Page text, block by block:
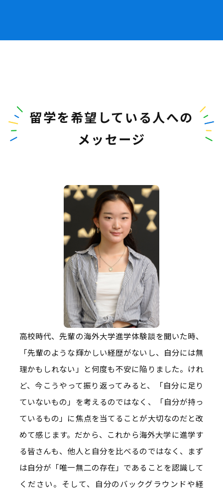
留学を希望している人への
メッセージ
高校時代、先輩の海外大学進学体験談を聞いた時、
「先輩のような輝かしい経歴がないし、自分には無
理かもしれない」と何度も不安に陥りました。けれ
ど、今こうやって振り返ってみると、「自分に足り
ていないもの」を考えるのではなく、「自分が持っ
ているもの」に焦点を当てることが大切なのだと改
めて感じます。だから、これから海外大学に進学す
る皆さんも、他人と自分を比べるのではなく、まず
は自分が「唯一無二の存在」であることを認識して
ください。そして、自分のバックグラウンドや経